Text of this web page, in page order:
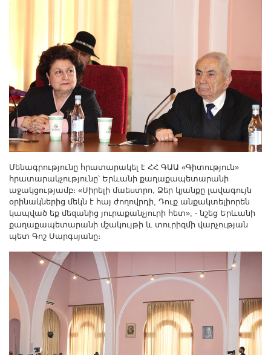
Մենագրությունը հրատարակել է ՀՀ ԳԱԱ «Գիտություն»
հրատարակչությունը՝ Երևանի քաղաքապետարանի
աջակցությամբ։ «Սիրելի մաեստրո, Ձեր կյանքը լավագույն
օրինակներից մեկն է հայ ժողովրդի, Դուք անքակտելիորեն
կապված եք մեզանից յուրաքանչյուրի հետ», - նշեց Երևանի
քաղաքապետարանի մշակույթի և տուրիզմի վարչության
պետ Գոշ Սարգսյանը։